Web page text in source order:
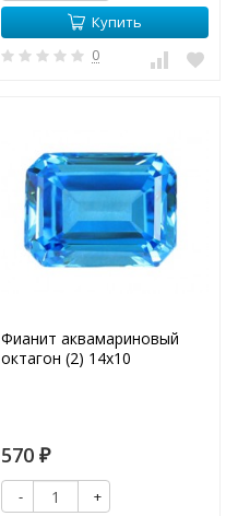
Купить
0
Фианит аквамариновый
октагон (2) 14х10
570 ₽
-
+